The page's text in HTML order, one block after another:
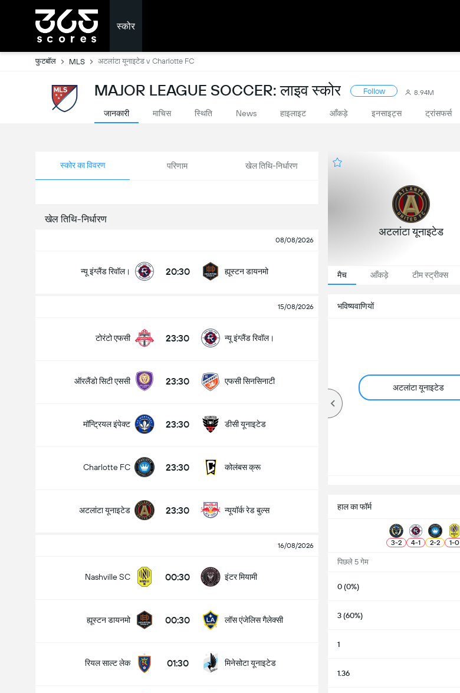
स्कोर
फुटबॉल MLS अटलांटा यूनाइटेड v Charlotte FC
MAJOR LEAGUE SOCCER: लाइव स्कोर Follow 8.94M
जानकारी माचिस स्थिति News हाइलाइट आँकड़े इनसाइट्स ट्रांसफर्स
स्कोर का विवरण परिणाम खेल तिथि-निर्धारण
खेल तिथि-निर्धारण
08/08/2026
न्यू इंग्लैंड रिवॉल। 20:30 ह्यूस्टन डायनमो
15/08/2026
टोरंटो एफसी 23:30 न्यू इंग्लैंड रिवॉल।
ऑरलैंडो सिटी एससी 23:30 एफसी सिनसिनाटी
मॉन्ट्रियल इंपेक्ट 23:30 डीसी यूनाइटेड
Charlotte FC 23:30 कोलंबस क्रू
अटलांटा यूनाइटेड 23:30 न्यूयॉर्क रेड बुल्स
16/08/2026
Nashville SC 00:30 इंटर मियामी
ह्यूस्टन डायनमो 00:30 लॉस एंजेलिस गैलेक्सी
रियल साल्ट लेक 01:30 मिनेसोटा यूनाइटेड
अटलांटा यूनाइटेड
मैच आँकड़े टीम स्ट्रीक्स
भविष्यवाणियों
अटलांटा यूनाइटेड
मैच में कुल गोल (2.5)
ऊपर
हाल का फॉर्म
3-2 4-1 2-2 1-0
पिछले 5 गेम
0 (0%)
3 (60%)
1
1.36